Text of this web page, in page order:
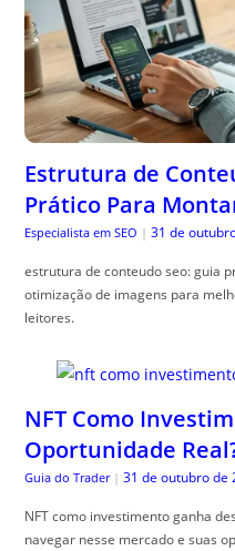
Estrutura de
Prático Para
Especialista em SEO | 31 de
estrutura de conteudo seo: guia
otimização de imagens para
leitores.
NFT Como
Oportunidade
Guia do Trader | 31 de outubro de
NFT como investimento ganha
navegar nesse mercado e suas